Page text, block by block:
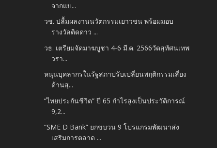
จากแบ...
วช. ปลื้มผลงานนวัตกรรมเยาวชน พร้อมมอบ
รางวัลติดดาว ...
วธ. เตรียมจัดมาฆบูชา 4-6 มี.ค. 2566วัดสุทัศนเทพ
วรา...
หนุนบุคลากรในรัฐสภาปรับเปลี่ยนพฤติกรรมเสี่ยง
ด้านสุ...
“ไทยประกันชีวิต” ปี 65 กำไรสูงเป็นประวัติการณ์
9,2...
“SME D Bank” ยกขบวน 9 โปรแกรมพัฒนาส่ง
เสริมการตลาด ...